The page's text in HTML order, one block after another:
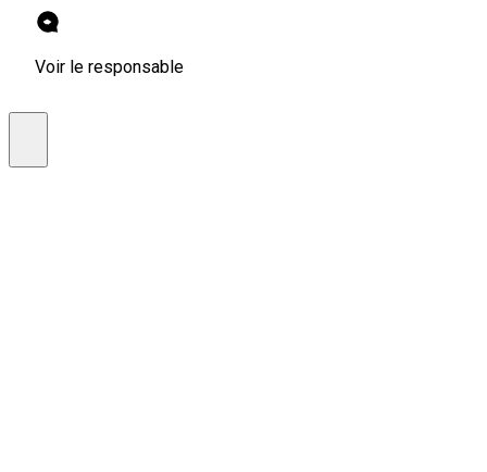
Voir le responsable